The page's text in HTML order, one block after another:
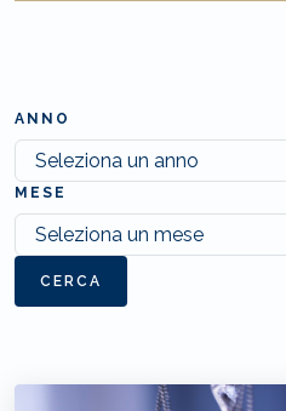
ANNO
MESE
CERCA